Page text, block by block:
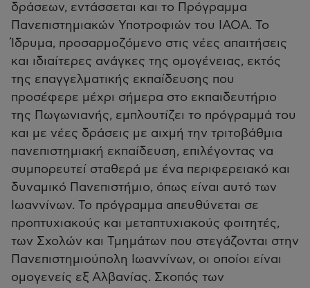
δράσεων, εντάσσεται και το Πρόγραμμα
Πανεπιστημιακών Υποτροφιών του ΙΑΟΑ. Το
Ίδρυμα, προσαρμοζόμενο στις νέες απαιτήσεις
και ιδιαίτερες ανάγκες της ομογένειας, εκτός
της επαγγελματικής εκπαίδευσης που
προσέφερε μέχρι σήμερα στο εκπαιδευτήριο
της Πωγωνιανής, εμπλουτίζει το πρόγραμμά του
και με νέες δράσεις με αιχμή την τριτοβάθμια
πανεπιστημιακή εκπαίδευση, επιλέγοντας να
συμπορευτεί σταθερά με ένα περιφερειακό και
δυναμικό Πανεπιστήμιο, όπως είναι αυτό των
Ιωαννίνων. Το πρόγραμμα απευθύνεται σε
προπτυχιακούς και μεταπτυχιακούς φοιτητές,
των Σχολών και Τμημάτων που στεγάζονται στην
Πανεπιστημιούπολη Ιωαννίνων, οι οποίοι είναι
ομογενείς εξ Αλβανίας. Σκοπός των